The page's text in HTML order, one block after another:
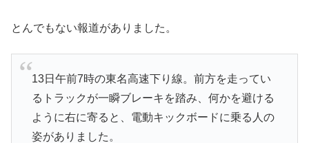
とんでもない報道がありました。
13日午前7時の東名高速下り線。前方を走ってい
るトラックが一瞬ブレーキを踏み、何かを避ける
ように右に寄ると、電動キックボードに乗る人の
姿がありました。